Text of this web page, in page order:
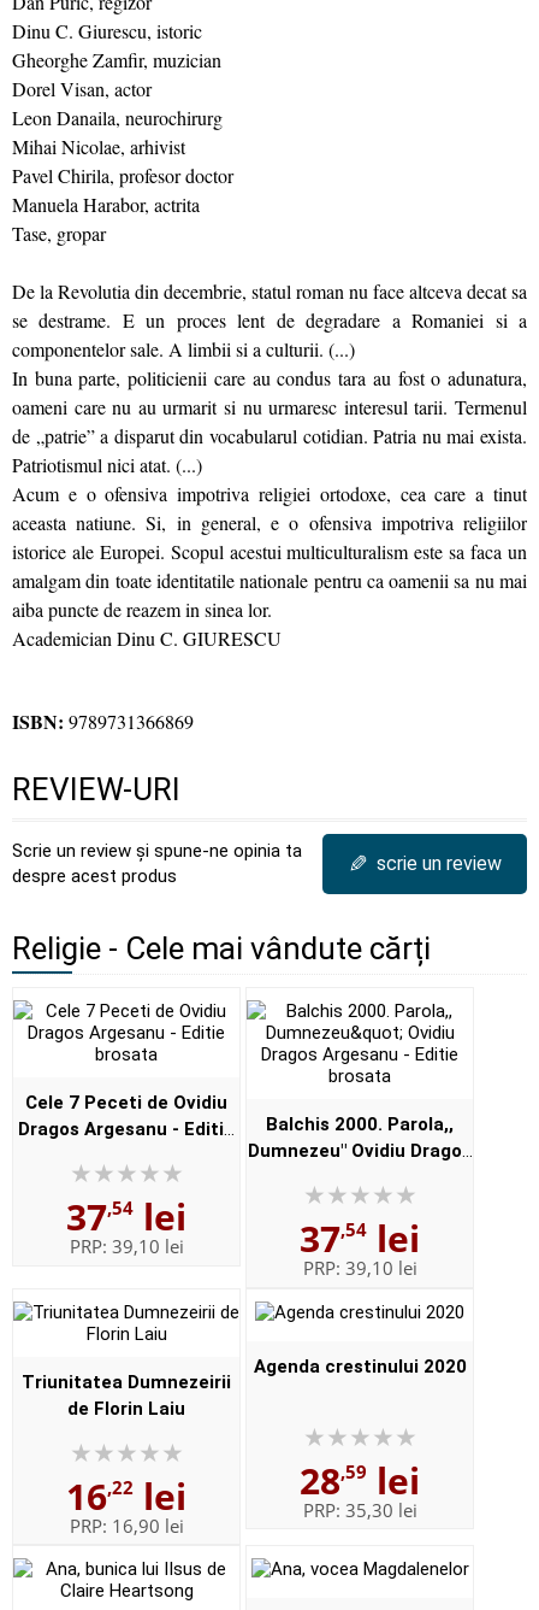
Dinu C. Giurescu, istoric
Gheorghe Zamfir, muzician
Dorel Visan, actor
Leon Danaila, neurochirurg
Mihai Nicolae, arhivist
Pavel Chirila, profesor doctor
Manuela Harabor, actrita
Tase, gropar
De la Revolutia din decembrie, statul roman nu face altceva decat sa
se destrame. E un proces lent de degradare a Romaniei si a
componentelor sale. A limbii si a culturii. (...)
In buna parte, politicienii care au condus tara au fost o adunatura,
oameni care nu au urmarit si nu urmaresc interesul tarii. Termenul
de „patrie” a disparut din vocabularul cotidian. Patria nu mai exista.
Patriotismul nici atat. (...)
Acum e o ofensiva impotriva religiei ortodoxe, cea care a tinut
aceasta natiune. Si, in general, e o ofensiva impotriva religiilor
istorice ale Europei. Scopul acestui multiculturalism este sa faca un
amalgam din toate identitatile nationale pentru ca oamenii sa nu mai
aiba puncte de reazem in sinea lor.
Academician Dinu C. GIURESCU
ISBN: 9789731366869
REVIEW-URI
Scrie un review și spune-ne opinia ta
despre acest produs
✎ scrie un review
Religie - Cele mai vândute cărți
Cele 7 Peceti de Ovidiu
Dragos Argesanu - Editie
37,54 lei
PRP: 39,10 lei
Balchis 2000. Parola,,
Dumnezeu" Ovidiu Dragos
37,54 lei
PRP: 39,10 lei
Triunitatea Dumnezeirii
de Florin Laiu
16,22 lei
PRP: 16,90 lei
Agenda crestinului 2020
28,59 lei
PRP: 35,30 lei